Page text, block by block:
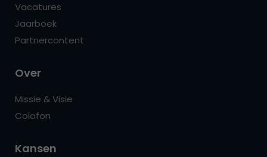
Vacatures
Jaarboek
Partnercontent
Over
Missie & Visie
Colofon
Kansen